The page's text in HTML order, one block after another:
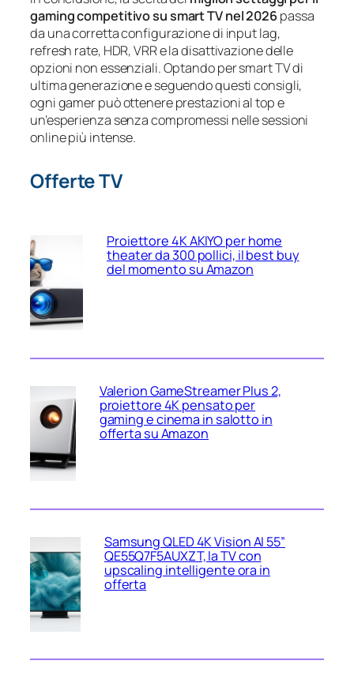
gaming competitivo su smart TV nel 2026passa
da una corretta configurazione di input lag,
refresh rate, HDR, VRR e la disattivazione delle
opzioni non essenziali. Optando per smart TV di
ultima generazione e seguendo questi consigli,
ogni gamer può ottenere prestazioni al top e
un’esperienza senza compromessi nelle sessioni
online più intense.
Offerte TV
Proiettore 4K AKIYO per home
theater da 300 pollici, il best buy
del momento su Amazon
Valerion GameStreamer Plus 2,
proiettore 4K pensato per
gaming e cinema in salotto in
offerta su Amazon
Samsung QLED 4K Vision AI 55”
QE55Q7F5AUXZT, la TV con
upscaling intelligente ora in
offerta